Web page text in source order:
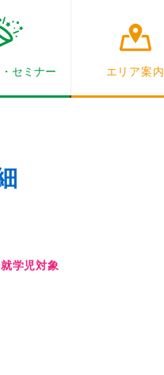
セミナー エリア案内
学児対象